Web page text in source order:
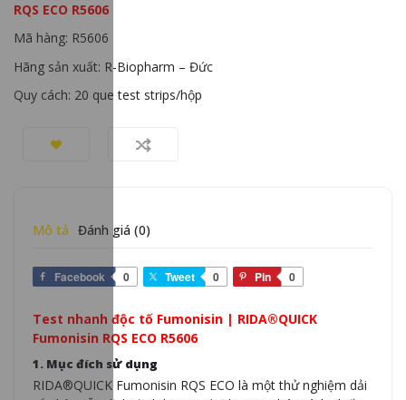
RQS ECO R5606
Mã hàng: R5606
Hãng sản xuất: R-Biopharm – Đức
Quy cách: 20 que test strips/hộp
Mô tả Đánh giá (0)
Facebook 0 Tweet 0 Pin 0
Test nhanh độc tố Fumonisin | RIDA®QUICK
Fumonisin RQS ECO R5606
1. Mục đích sử dụng
RIDA®QUICK Fumonisin RQS ECO là một thử nghiệm dải